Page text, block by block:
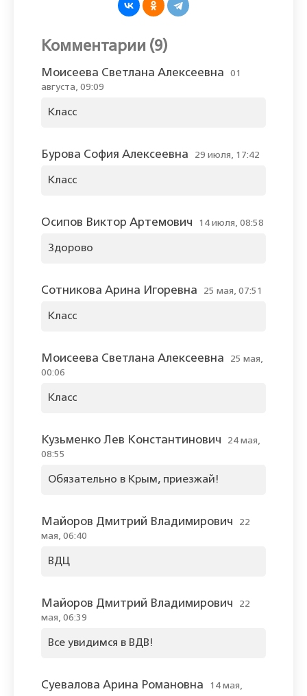
Комментарии (9)
Моисеева Светлана Алексеевна
01
августа, 09:09
Класс
Бурова София Алексеевна 29 июля, 17:42
Класс
Осипов Виктор Артемович 14 июля, 08:58
Здорово
Сотникова Арина Игоревна 25 мая, 07:51
Класс
Моисеева Светлана Алексеевна
25 мая,
00:06
Класс
Кузьменко Лев Константинович
24 мая,
08:55
Обязательно в Крым, приезжай!
Майоров Дмитрий Владимирович
22
мая, 06:40
ВДЦ
Майоров Дмитрий Владимирович
22
мая, 06:39
Все увидимся в ВДВ!
Суевалова Арина Романовна
14 мая,